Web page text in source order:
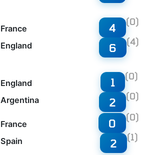
France
England
4 (0)
6 (4)
England
Argentina
1 (0)
2 (0)
France
Spain
0 (0)
2 (1)